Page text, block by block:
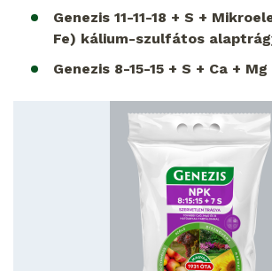
Genezis 11-11-18 + S +
Fe) kálium-szulfátos
Genezis 8-15-15 + S + Ca + Mg